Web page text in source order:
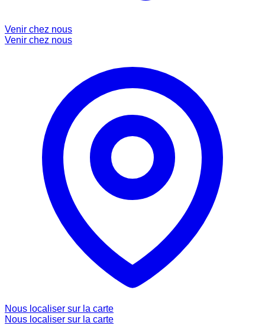
Venir chez nous
Venir chez nous
Nous localiser sur la carte
Nous localiser sur la carte